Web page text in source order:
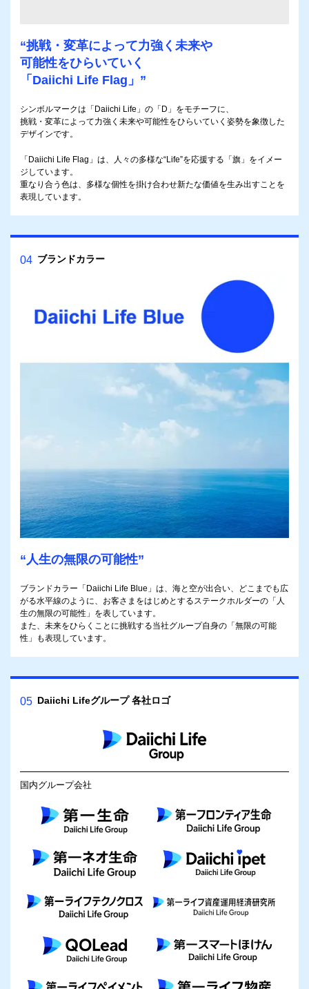
“挑戦・変革によって力強く未来や
可能性をひらいていく
「Daiichi Life Flag」”
シンボルマークは「Daiichi Life」の「D」をモチーフに、
挑戦・変革によって力強く未来や可能性をひらいていく姿勢を象徴した
デザインです。
「Daiichi Life Flag」は、人々の多様な“Life”を応援する「旗」をイメー
ジしています。
重なり合う色は、多様な個性を掛け合わせ新たな価値を生み出すことを
表現しています。
04 ブランドカラー
“人生の無限の可能性”
ブランドカラー「Daiichi Life Blue」は、海と空が出合い、どこまでも広
がる水平線のように、お客さまをはじめとするステークホルダーの「人
生の無限の可能性」を表しています。
また、未来をひらくことに挑戦する当社グループ自身の「無限の可能
性」も表現しています。
05 Daiichi Lifeグループ 各社ロゴ
国内グループ会社